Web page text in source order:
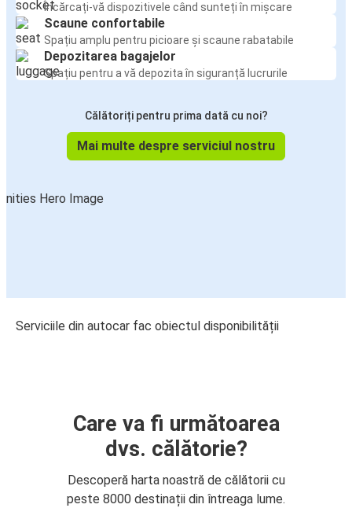
Încărcați-vă dispozitivele când sunteți în mișcare
Scaune confortabile
Spațiu amplu pentru picioare și scaune rabatabile
Depozitarea bagajelor
Spațiu pentru a vă depozita în siguranță lucrurile
Călătoriți pentru prima dată cu noi?
Mai multe despre serviciul nostru
Serviciile din autocar fac obiectul disponibilității
Care va fi următoarea
dvs. călătorie?
Descoperă harta noastră de călătorii cu
peste 8000 destinații din întreaga lume.